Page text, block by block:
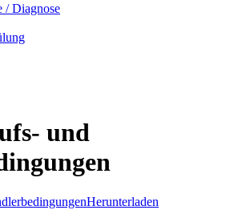
/ Diagnose
und
Herunterladen